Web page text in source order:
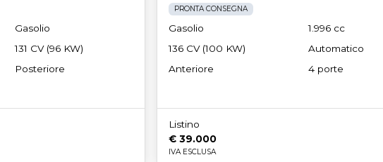
Gasolio
131 CV (96 KW)
Posteriore
PRONTA CONSEGNA
Gasolio
1.996 cc
136 CV (100 KW)
Automatico
Anteriore
4 porte
Listino
€ 39.000
IVA ESCLUSA